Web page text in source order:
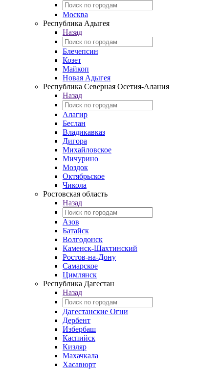
Москва
Республика Адыгея
Назад
Блечепсин
Козет
Майкоп
Новая Адыгея
Республика Северная Осетия-Алания
Назад
Алагир
Беслан
Владикавказ
Дигора
Михайловское
Мичурино
Моздок
Октябрьское
Чикола
Ростовская область
Назад
Азов
Батайск
Волгодонск
Каменск-Шахтинский
Ростов-на-Дону
Самарское
Цимлянск
Республика Дагестан
Назад
Дагестанские Огни
Дербент
Избербаш
Каспийск
Кизляр
Махачкала
Хасавюрт